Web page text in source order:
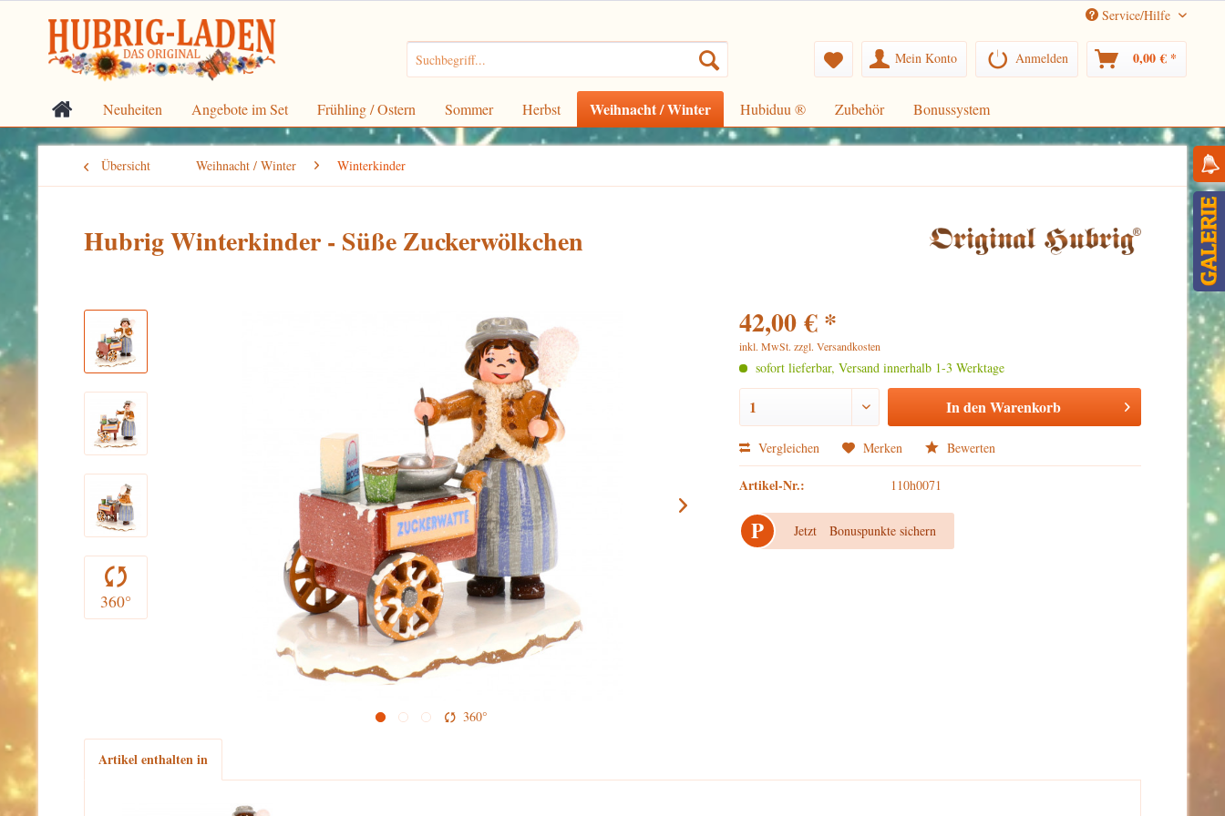
Service/Hilfe
Mein Konto Anmelden 0,00 € *
Neuheiten Angebote im Set Frühling / Ostern Sommer Herbst Weihnacht / Winter Hubiduu ® Zubehör Bonussystem
Übersicht Weihnacht / Winter Winterkinder
Hubrig Winterkinder - Süße Zuckerwölkchen
360°
360°
42,00 € *
inkl. MwSt.zzgl. Versandkosten
sofort lieferbar, Versand innerhalb 1-3 Werktage
In denWarenkorb
Vergleichen Merken Bewerten
Artikel-Nr.: 110h0071
P Jetzt Bonuspunkte sichern
Artikel enthalten in